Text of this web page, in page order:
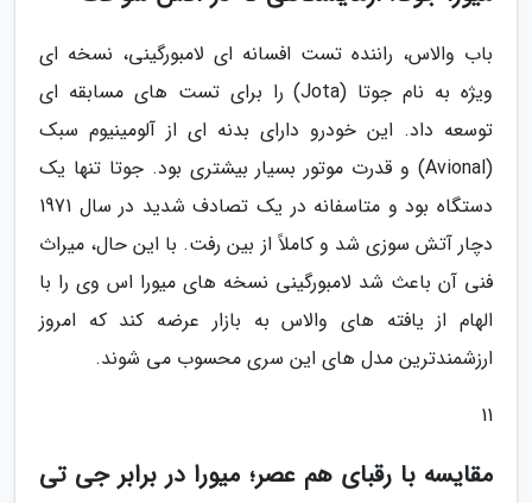
باب والاس، راننده تست افسانه ای لامبورگینی، نسخه ای
ویژه به نام جوتا (Jota) را برای تست های مسابقه ای
توسعه داد. این خودرو دارای بدنه ای از آلومینیوم سبک
(Avional) و قدرت موتور بسیار بیشتری بود. جوتا تنها یک
دستگاه بود و متاسفانه در یک تصادف شدید در سال 1971
دچار آتش سوزی شد و کاملاً از بین رفت. با این حال، میراث
فنی آن باعث شد لامبورگینی نسخه های میورا اس وی را با
الهام از یافته های والاس به بازار عرضه کند که امروز
ارزشمندترین مدل های این سری محسوب می شوند.
11
مقایسه با رقبای هم عصر؛ میورا در برابر جی تی